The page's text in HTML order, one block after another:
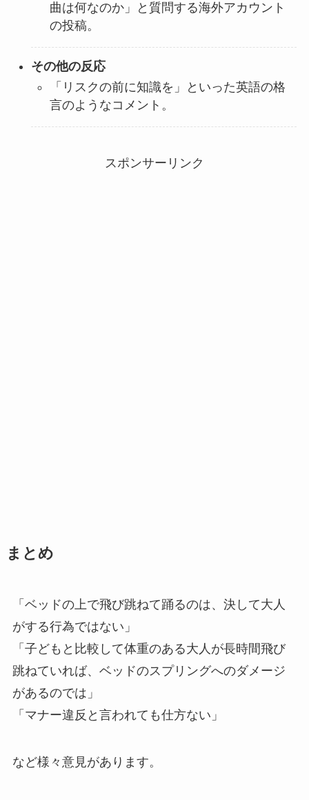
曲は何なのか」と質問する海外アカウント
の投稿。
その他の反応
「リスクの前に知識を」といった英語の格
言のようなコメント。
スポンサーリンク
まとめ
「ベッドの上で飛び跳ねて踊るのは、決して大人
がする行為ではない」
「子どもと比較して体重のある大人が長時間飛び
跳ねていれば、ベッドのスプリングへのダメージ
があるのでは」
「マナー違反と言われても仕方ない」
など様々意見があります。